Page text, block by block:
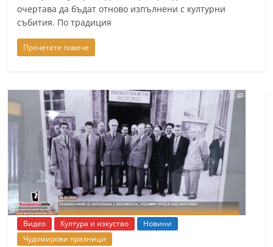
очертава да бъдат отново изпълнени с културни
събития. По традиция
Прочетете повече
Видео Култура и изкуство
Новини
Чудомирови празници